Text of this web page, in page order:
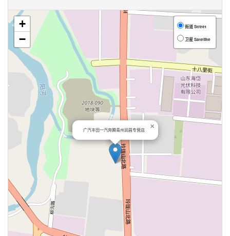
广汽丰田一汽奔腾青州润昌专营店 ×
+
−
街道 Street
卫星 Satellite